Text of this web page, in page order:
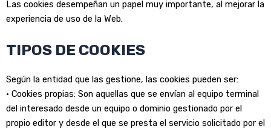
Las cookies desempeñan un papel muy importante, al mejorar la
experiencia de uso de la Web.
TIPOS DE COOKIES
Según la entidad que las gestione, las cookies pueden ser:
• Cookies propias: Son aquellas que se envían al equipo terminal
del interesado desde un equipo o dominio gestionado por el
propio editor y desde el que se presta el servicio solicitado por el